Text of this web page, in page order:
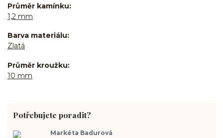
Průměr kamínku
1,2 mm
Barva materiálu
Zlatá
Průměr kroužku
10 mm
Potřebujete poradit?
Markéta Badurová